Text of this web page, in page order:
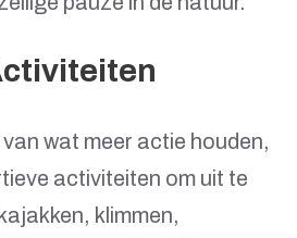
wat meer actie houden,
activiteiten om uit te
klimmen,